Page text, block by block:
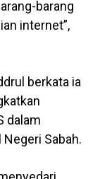
barang
internet”,
berkata ia
dalam
Sabah.